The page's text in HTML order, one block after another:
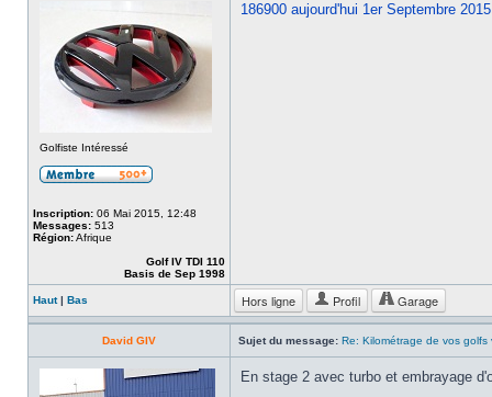
Golfiste Intéressé
Inscription: 06 Mai 2015, 12:48
Messages: 513
Région:Afrique
Golf IV TDI 110
Basis de Sep 1998
186900 aujourd'hui 1er Septembre 2015
Haut| Bas Hors ligne Profil Garage
David GIV Sujet du message: Re: Kilométrage de vos golfs
En stage 2 avec turbo et embrayage